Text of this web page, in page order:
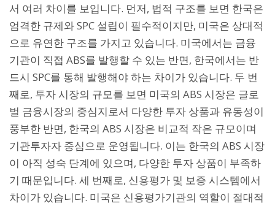
서 여러 차이를 보입니다. 먼저, 법적 구조를 보면 한국은
엄격한 규제와 SPC 설립이 필수적이지만, 미국은 상대적
으로 유연한 구조를 가지고 있습니다. 미국에서는 금융
기관이 직접 ABS를 발행할 수 있는 반면, 한국에서는 반
드시 SPC를 통해 발행해야 하는 차이가 있습니다. 두 번
째로, 투자 시장의 규모를 보면 미국의 ABS 시장은 글로
벌 금융시장의 중심지로서 다양한 투자 상품과 유동성이
풍부한 반면, 한국의 ABS 시장은 비교적 작은 규모이며
기관투자자 중심으로 운영됩니다. 이는 한국의 ABS 시장
이 아직 성숙 단계에 있으며, 다양한 투자 상품이 부족하
기 때문입니다. 세 번째로, 신용평가 및 보증 시스템에서
차이가 있습니다. 미국은 신용평가기관의 역할이 절대적